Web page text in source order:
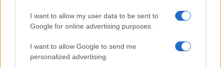
I want to allow my user data to be sent to
Google for online advertising purposes.
I want to allow Google to send me
personalized advertising.
Incidente sulla provinciale 125, paura tra Olbia e
Arzachena